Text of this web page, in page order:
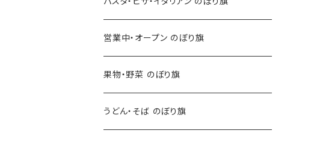
営業中・オープン のぼり旗
果物・野菜 のぼり旗
うどん・そば のぼり旗